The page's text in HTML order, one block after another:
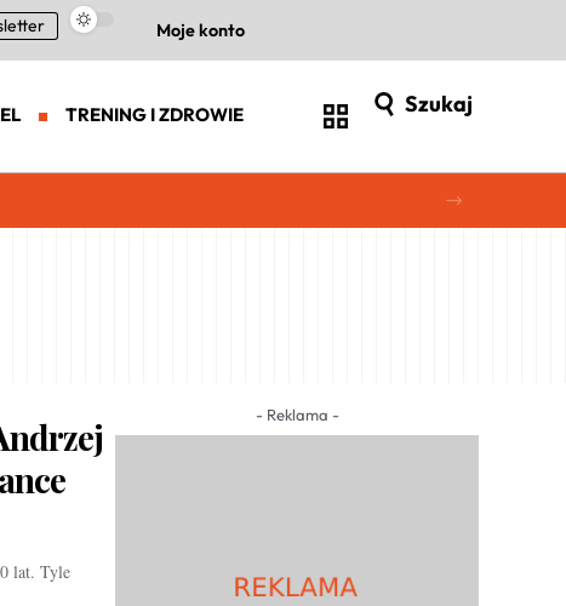
Moje konto
TRENING I ZDROWIE Szukaj
lat. Tyle
- Reklama -